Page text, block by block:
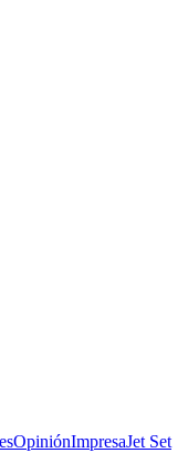
OpiniónImpresaJet Set